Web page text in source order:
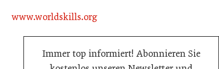
www.worldskills.org
Immer top informiert! Abonnieren Sie